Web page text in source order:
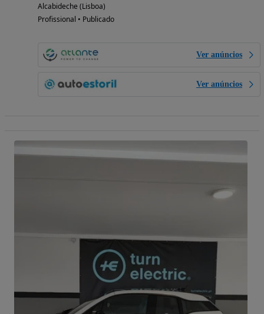
Alcabideche (Lisboa)
Profissional • Publicado
Ver anúncios
Ver anúncios